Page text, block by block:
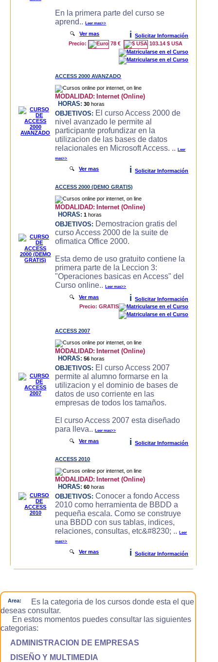
En la primera parte del curso se
aprend..Leer mas>>
🔍Ver mas i
Solicitar Información
Precio:
78 € 103.14 $ USA
ACCESS 2000 AVANZADO
MODALIDAD: Internet (Online)
HORAS: 30 horas
OBJETIVOS: El curso Access 2000 de
nivel avanzado le permite al
participante profundizar en la
utilizacion de las bases de datos
relacionales en Microsoft Access. ..Leer
mas>>
🔍Ver mas i Solicitar Información
ACCESS 2000 (DEMO GRATIS)
MODALIDAD: Internet (Online)
HORAS: 1 horas
OBJETIVOS: Demostracion gratis del
curso Access 2000 de la suite de
ofimatica Office 2000.
Esta demo de uso gratuito contiene la
primera parte de la Leccion 3:
"Operaciones basicas en Access" del
Curso online..Leer mas>>
🔍Ver mas i
Solicitar Información
Precio: GRATIS
ACCESS 2007
MODALIDAD: Internet (Online)
HORAS: 56 horas
OBJETIVOS: El curso Access 2007
permite al alumno formarse en la
utilizacion y el dominio de bases de
datos de uso corriente en las
empresas de todos los tamaños.
El curso Access 2007 esta diseñado
para lleva..Leer mas>>
🔍Ver mas i Solicitar Información
ACCESS 2010
MODALIDAD: Internet (Online)
HORAS: 60 horas
OBJETIVOS: Conocer a fondo Access
2010 como herramienta de BBDD a
pequeña escala. Como se construye
una BBDD con sus tablas, indices,
relaciones, consultas, etc&#8230; ..Leer
mas>>
🔍Ver mas i Solicitar Información
Area:
Es la categoria de los cursos donde esta el que
deseas consultar.
En estos momentos puedes consultar las siguientes
categorias:
ADMINISTRACION DE EMPRESAS
DISEÑO Y MULTIMEDIA